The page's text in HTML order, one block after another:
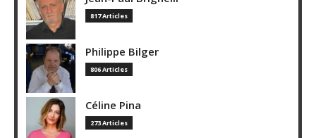
817 Articles
Philippe Bilger
806 Articles
Céline Pina
273 Articles